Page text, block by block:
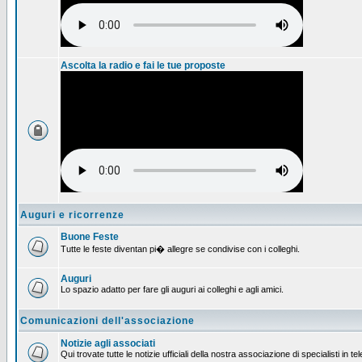
Ascolta la radio e fai le tue proposte
Auguri e ricorrenze
Buone Feste
Tutte le feste diventan pi� allegre se condivise con i colleghi.
Auguri
Lo spazio adatto per fare gli auguri ai colleghi e agli amici.
Comunicazioni dell'associazione
Notizie agli associati
Qui trovate tutte le notizie ufficiali della nostra associazione di specialisti in